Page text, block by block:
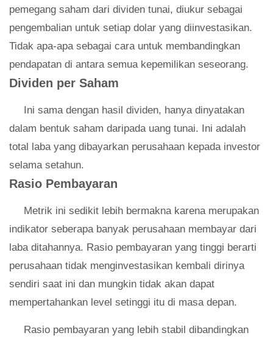
pemegang saham dari dividen tunai, diukur sebagai
pengembalian untuk setiap dolar yang diinvestasikan.
Tidak apa-apa sebagai cara untuk membandingkan
pendapatan di antara semua kepemilikan seseorang.
Dividen per Saham
Ini sama dengan hasil dividen, hanya dinyatakan
dalam bentuk saham daripada uang tunai. Ini adalah
total laba yang dibayarkan perusahaan kepada investor
selama setahun.
Rasio Pembayaran
Metrik ini sedikit lebih bermakna karena merupakan
indikator seberapa banyak perusahaan membayar dari
laba ditahannya. Rasio pembayaran yang tinggi berarti
perusahaan tidak menginvestasikan kembali dirinya
sendiri saat ini dan mungkin tidak akan dapat
mempertahankan level setinggi itu di masa depan.
Rasio pembayaran yang lebih stabil dibandingkan